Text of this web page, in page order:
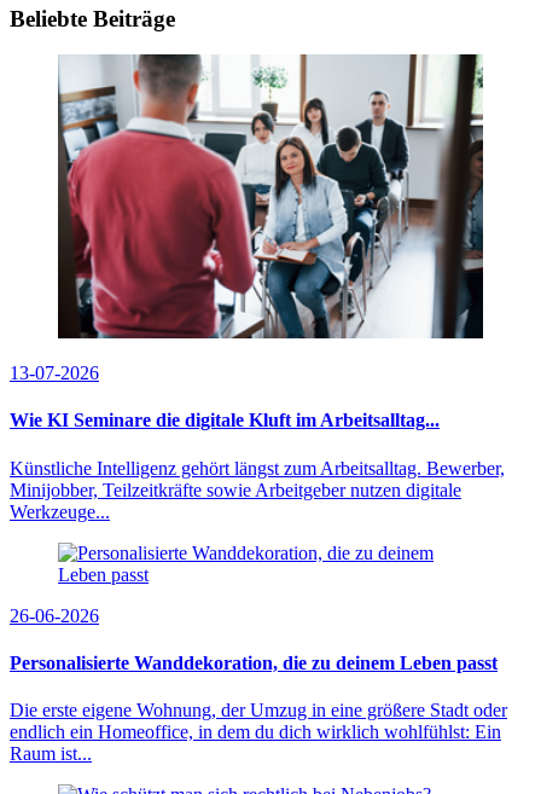
Beliebte Beiträge
13-07-2026
Wie KI Seminare die digitale Kluft im Arbeitsalltag...
Künstliche Intelligenz gehört längst zum Arbeitsalltag. Bewerber,
Minijobber, Teilzeitkräfte sowie Arbeitgeber nutzen digitale
Werkzeuge...
26-06-2026
Personalisierte Wanddekoration, die zu deinem Leben passt
Die erste eigene Wohnung, der Umzug in eine größere Stadt oder
endlich ein Homeoffice, in dem du dich wirklich wohlfühlst: Ein
Raum ist...